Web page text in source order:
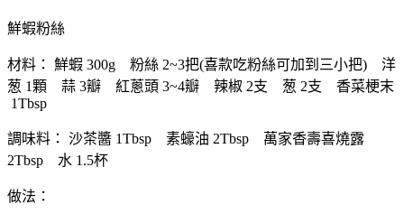
鮮蝦粉絲
材料： 鮮蝦 300g 粉絲 2~3把(喜款吃粉絲可加到三小把) 洋
葱 1顆 蒜 3瓣 紅蔥頭 3~4瓣 辣椒 2支 葱 2支 香菜梗末
1Tbsp
調味料： 沙茶醬 1Tbsp 素蠔油 2Tbsp 萬家香壽喜燒露
2Tbsp 水 1.5杯
做法：